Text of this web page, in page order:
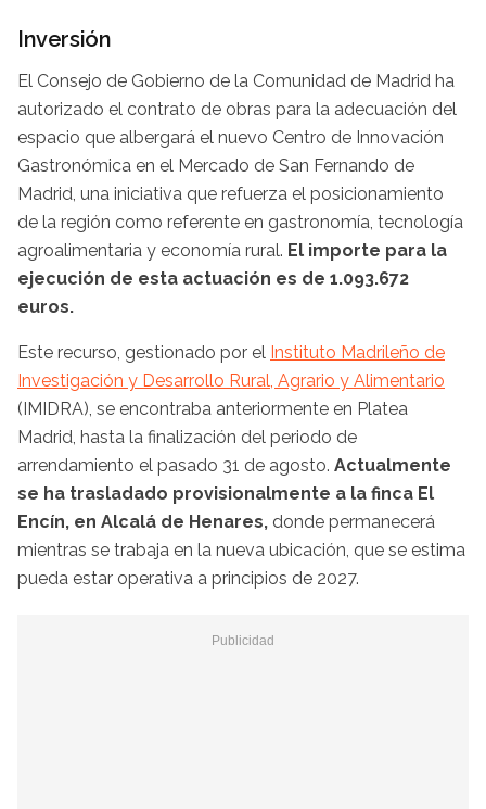
Inversión
El Consejo de Gobierno de la Comunidad de Madrid ha
autorizado el contrato de obras para la adecuación del
espacio que albergará el nuevo Centro de Innovación
Gastronómica en el Mercado de San Fernando de
Madrid, una iniciativa que refuerza el posicionamiento
de la región como referente en gastronomía, tecnología
agroalimentaria y economía rural. El importe para la
ejecución de esta actuación es de 1.093.672
euros.
Este recurso, gestionado por el Instituto Madrileño de
Investigación y Desarrollo Rural, Agrario y Alimentario
(IMIDRA), se encontraba anteriormente en Platea
Madrid, hasta la finalización del periodo de
arrendamiento el pasado 31 de agosto. Actualmente
se ha trasladado provisionalmente a la finca El
Encín, en Alcalá de Henares, donde permanecerá
mientras se trabaja en la nueva ubicación, que se estima
pueda estar operativa a principios de 2027.